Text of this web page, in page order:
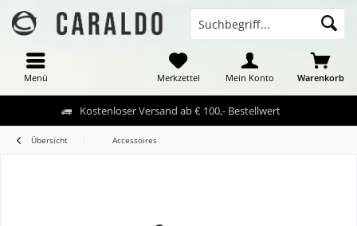
Kostenloser Versand ab € 100,- Bestellwert
Menü Warenkorb
Merkzettel Mein Konto
Übersicht Accessoires